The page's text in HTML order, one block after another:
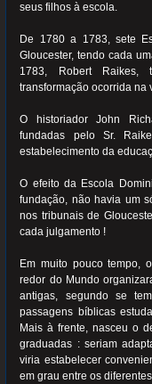
seus filhos à escola.
De 1780 a 1783, sete
Gloucester, tendo cada
1783, Robert Raikes,
transformação ocorrida na
O historiador John
fundadas pelo Sr.
estabelecimento da
O efeito da Escola
fundação, não havia um
nos tribunais de
cada julgamento !
Em muito pouco tempo,
redor do Mundo
antigas, segundo se
passagens bíblicas
Mais à frente, nasceu o
graduadas : seriam
viria estabelecer
em grau entre os